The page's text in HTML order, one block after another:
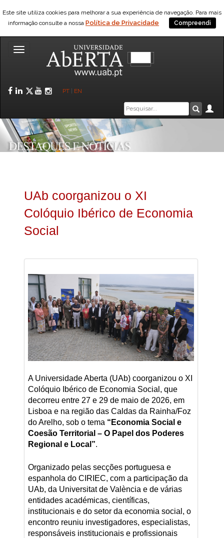
Este site utiliza cookies para melhorar a sua experiência de navegação. Para mais
informação consulte a nossa Política de Privacidade Compreendi
Toggle
Facebook
LinkedIn
Twitter
YouTube
Instagram
PT EN
Caixa
de
pesquisa
UAb coorganizou o XI
Colóquio Ibérico de Economia
Social
A Universidade Aberta (UAb) coorganizou o XI
Colóquio Ibérico de Economia Social, que
decorreu entre 27 e 29 de maio de 2026, em
Lisboa e na região das Caldas da Rainha/Foz
do Arelho, sob o tema “Economia Social e
Coesão Territorial – O Papel dos Poderes
Regional e Local”.
Organizado pelas secções portuguesa e
espanhola do CIRIEC, com a participação da
UAb, da Universitat de València e de várias
entidades académicas, científicas,
institucionais e do setor da economia social, o
encontro reuniu investigadores, especialistas,
responsáveis institucionais e profissionais